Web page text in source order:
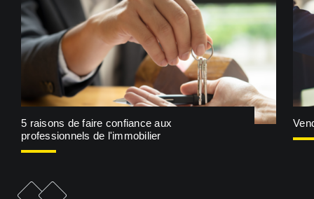
F
i
c
h
e
p
r
é
c
é
d
e
n
tF
i
c
h
e
s
u
i
v
a
n
t
5 raisons de faire confiance aux
professionnels de l'immobilier